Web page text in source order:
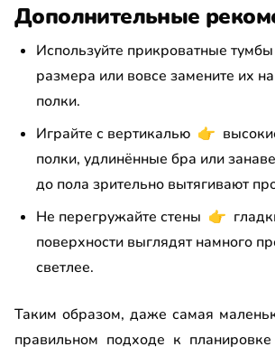
Дополнительные
Используйте прикроватные
размера или вовсе замените их
полки.
Играйте с вертикалью 👉
полки, удлинённые бра или
до пола зрительно вытягивают
Не перегружайте стены 👉
поверхности выглядят намного
светлее.
Таким образом, даже самая
правильном подходе к